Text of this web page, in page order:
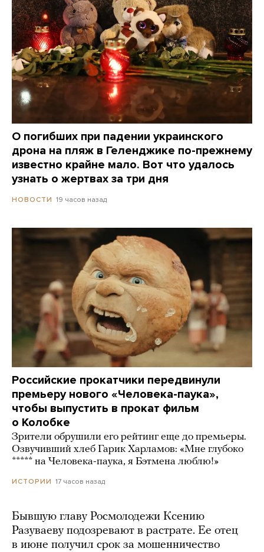
О погибших при падении украинского
дрона на пляж в Геленджике по-прежнему
известно крайне мало. Вот что удалось
узнать о жертвах за три дня
НОВОСТИ 19 часов назад
Российские прокатчики передвинули
премьеру нового «Человека-паука»,
чтобы выпустить в прокат фильм
о Колобке
Зрители обрушили его рейтинг еще до премьеры.
Озвучивший хлеб Гарик Харламов: «Мне глубоко
***** на Человека-паука, я Бэтмена люблю!»
ИСТОРИИ 17 часов назад
Бывшую главу Росмолодежи Ксению
Разуваеву подозревают в растрате. Ее отец
в июне получил срок за мошенничество